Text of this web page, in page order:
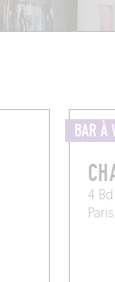
BAR À
4
Paris